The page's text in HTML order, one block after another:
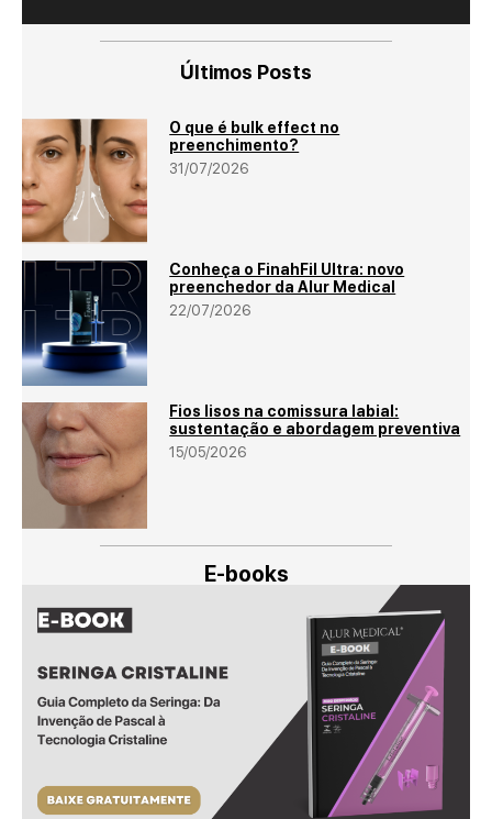
Últimos Posts
O que é bulk effect no
preenchimento?
31/07/2026
Conheça o FinahFil Ultra: novo
preenchedor da Alur Medical
22/07/2026
Fios lisos na comissura labial:
sustentação e abordagem preventiva
15/05/2026
E-books